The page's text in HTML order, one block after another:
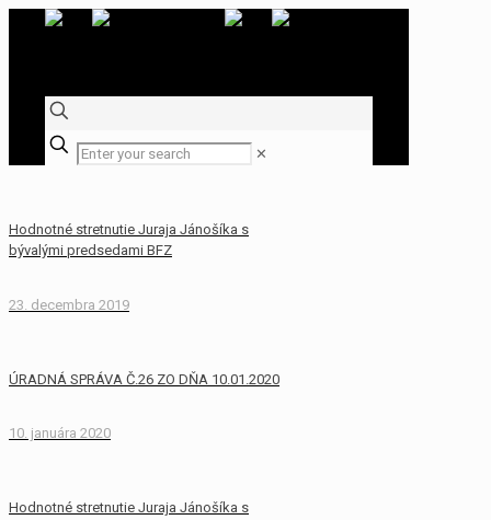
✕
Hodnotné stretnutie Juraja Jánošíka s
bývalými predsedami BFZ
23. decembra 2019
ÚRADNÁ SPRÁVA Č.26 ZO DŇA 10.01.2020
10. januára 2020
Hodnotné stretnutie Juraja Jánošíka s